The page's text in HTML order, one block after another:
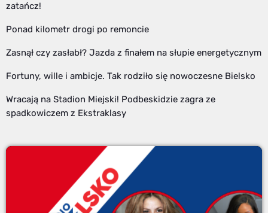
zatańcz!
Ponad kilometr drogi po remoncie
Zasnął czy zasłabł? Jazda z finałem na słupie energetycznym
Fortuny, wille i ambicje. Tak rodziło się nowoczesne Bielsko
Wracają na Stadion Miejski! Podbeskidzie zagra ze
spadkowiczem z Ekstraklasy